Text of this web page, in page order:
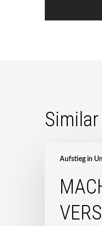
Aufstieg in
verstehen
gestalten
Mentees